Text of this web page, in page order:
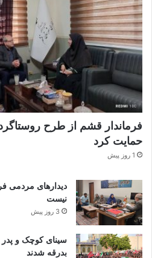
فرماندار قشم از طرح
حمایت کرد ‌ ‌
1 روز پیش
دیدارهای مردمی
نیست
3 روز پیش
سینای کوچک و
بدرقه شدند